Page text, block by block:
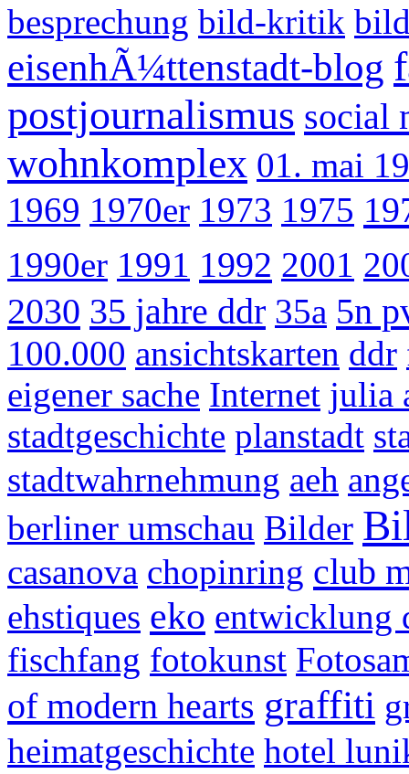
besprechung bild-kritik
eisenhÃ¼ttenstadt-blog
postjournalismus social
wohnkomplex 01. mai
1969 1970er 1973 1975
1990er 1991 1992 2001
2030 35 jahre ddr 35a 5n
100.000 ansichtskarten ddr
eigener sache Internet julia
stadtgeschichte planstadt
stadtwahrnehmung aeh
berliner umschau Bilder
casanova chopinring club
ehstiques eko entwicklung
fischfang fotokunst
of modern hearts graffiti
heimatgeschichte hotel